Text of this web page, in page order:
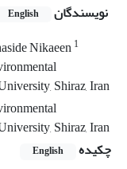
نویسندگان English
Nikaeen1
Shiraz, Iran
Shiraz, Iran
چکیده
English